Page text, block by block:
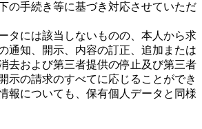
の手続き等に基づき対応させていただ
タには該当しないものの、本人から求
通知、開示、内容の訂正、追加または
去および第三者提供の停止及び第三者
示の請求のすべてに応じることができ
報についても、保有個人データと同様